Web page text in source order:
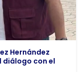
Hernández
diálogo con el